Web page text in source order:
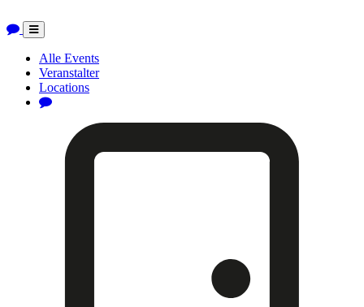
Toggle
navigation
Alle Events
Veranstalter
Locations